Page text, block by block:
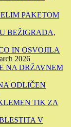
PAKETOM
BEŽIGRADA,
IN OSVOJILA
2026
NA DRŽAVNEM
ODLIČEN
TIK ZA
V